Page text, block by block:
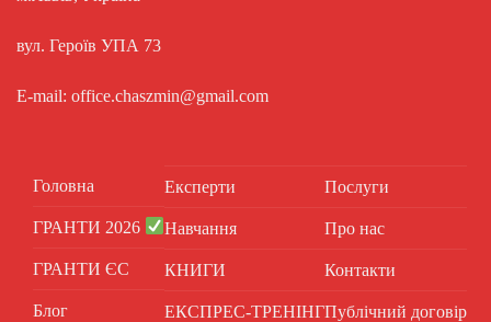
вул. Героїв УПА 73
E-mail: office.chaszmin@gmail.com
Головна
ГРАНТИ 2026
ГРАНТИ ЄС
Блог
Експерти
Навчання
КНИГИ
ЕКСПРЕС-ТРЕНІНГ
Послуги
Про нас
Контакти
Публічний договір